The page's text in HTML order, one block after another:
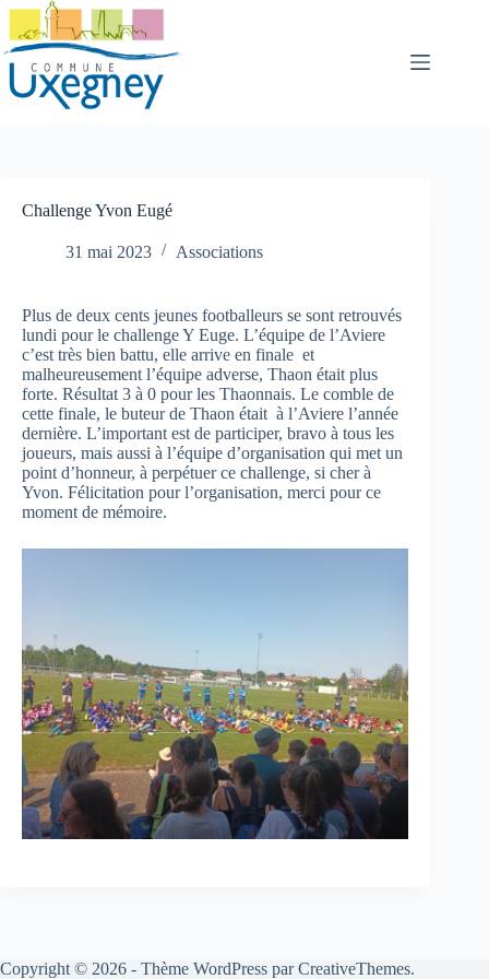
Passer
contenu
Challenge Yvon Eugé
31 mai 2023 Associations
Plus de deux cents jeunes footballeurs se sont retrouvés
lundi pour le challenge Y Euge. L’équipe de l’Aviere
c’est très bien battu, elle arrive en finale et
malheureusement l’équipe adverse, Thaon était plus
forte. Résultat 3 à 0 pour les Thaonnais. Le comble de
cette finale, le buteur de Thaon était à l’Aviere l’année
dernière. L’important est de participer, bravo à tous les
joueurs, mais aussi à l’équipe d’organisation qui met un
point d’honneur, à perpétuer ce challenge, si cher à
Yvon. Félicitation pour l’organisation, merci pour ce
moment de mémoire.
Copyright © 2026 - Thème WordPress parCreativeThemes.